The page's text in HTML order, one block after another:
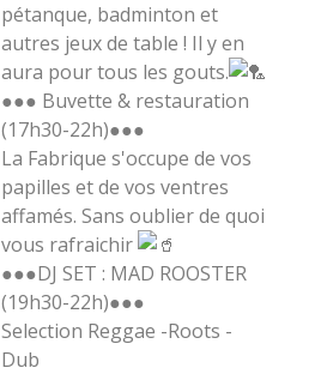
pétanque, badminton et
autres jeux de table ! Il y en
aura pour tous les gouts.
●●● Buvette & restauration
(17h30-22h)●●●
La Fabrique s'occupe de vos
papilles et de vos ventres
affamés. Sans oublier de quoi
vous rafraichir
●●●DJ SET : MAD ROOSTER
(19h30-22h)●●●
Selection Reggae -Roots -
Dub